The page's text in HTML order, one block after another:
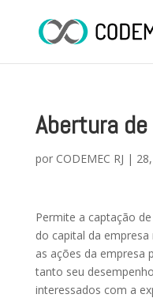
Abertura
por CODEMEC RJ |
Permite a captação
do capital da
as ações da empresa
tanto seu
interessados com a